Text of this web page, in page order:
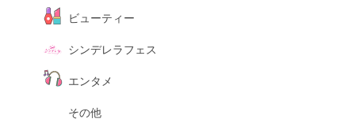
ビューティー
シンデレラフェス
エンタメ
その他